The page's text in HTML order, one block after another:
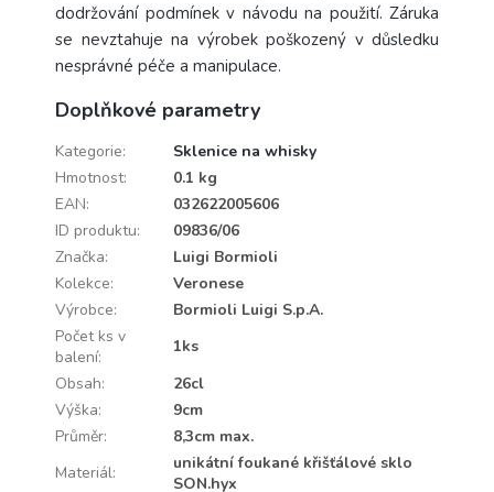
dodržování podmínek v návodu na použití. Záruka
se nevztahuje na výrobek poškozený v důsledku
nesprávné péče a manipulace.
Doplňkové parametry
Kategorie:
Sklenice na whisky
Hmotnost:
0.1 kg
EAN:
032622005606
ID produktu:
09836/06
Značka:
Luigi Bormioli
Kolekce:
Veronese
Výrobce:
Bormioli Luigi S.p.A.
Počet ks v
balení:
1ks
Obsah:
26cl
Výška:
9cm
Průměr:
8,3cm max.
Materiál:
unikátní foukané křišťálové sklo
SON.hyx